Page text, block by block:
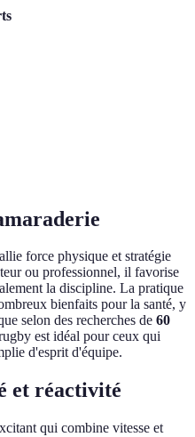
force physique et stratégie
ou professionnel, il favorise
la discipline. La pratique
bienfaits pour la santé, y
selon des recherches de 60
est idéal pour ceux qui
d'esprit d'équipe.
et réactivité
qui combine vitesse et